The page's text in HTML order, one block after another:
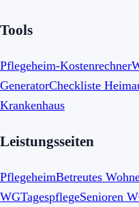
Tools
Pflegeheim-Kostenrechner
GeneratorCheckliste
Krankenhaus
Leistungsseiten
PflegeheimBetreutes
WGTagespflegeSenioren